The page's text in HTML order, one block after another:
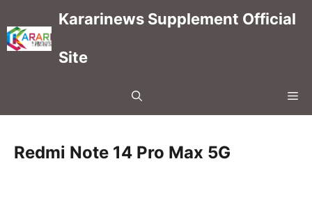
content
Kararinews Supplement Official
Site
Redmi Note 14 Pro Max 5G